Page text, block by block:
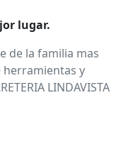
lugar.
de la familia mas
y
LINDAVISTA